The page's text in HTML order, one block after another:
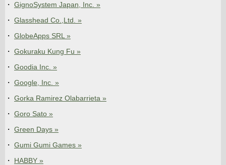
GignoSystem Japan, Inc. »
Glasshead Co.,Ltd. »
GlobeApps SRL »
Gokuraku Kung Fu »
Goodia Inc. »
Google, Inc. »
Gorka Ramirez Olabarrieta »
Goro Sato »
Green Days »
Gumi Gumi Games »
HABBY »